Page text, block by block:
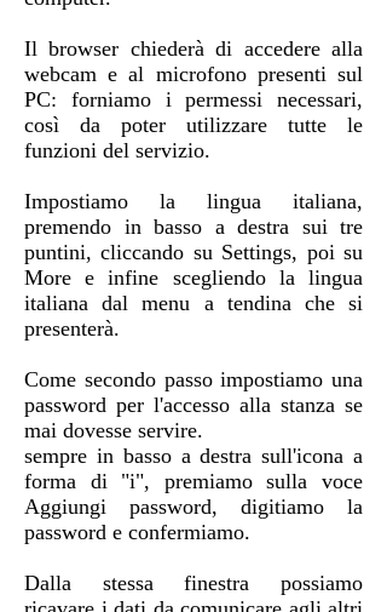
Il browser chiederà di accedere alla
webcam e al microfono presenti sul
PC: forniamo i permessi necessari,
così da poter utilizzare tutte le
funzioni del servizio.
Impostiamo la lingua italiana,
premendo in basso a destra sui tre
puntini, cliccando su Settings, poi su
More e infine scegliendo la lingua
italiana dal menu a tendina che si
presenterà.
Come secondo passo impostiamo una
password per l'accesso alla stanza se
mai dovesse servire.
sempre in basso a destra sull'icona a
forma di "i", premiamo sulla voce
Aggiungi password, digitiamo la
password e confermiamo.
Dalla stessa finestra possiamo